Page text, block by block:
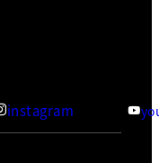
instagram